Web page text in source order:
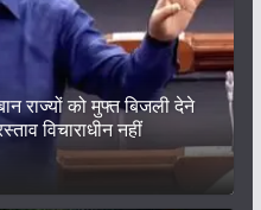
राज्यों को मुफ्त बिजली देने
विचाराधीन नहीं